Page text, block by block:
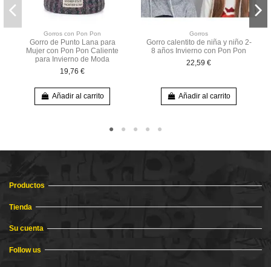
Gorros con Pon Pon
Gorro de Punto Lana para
Mujer con Pon Pon Caliente
para Invierno de Moda
19,76 €
Añadir al carrito
Gorros
Gorro calentito de niña y niño 2-
8 años Invierno con Pon Pon
22,59 €
Añadir al carrito
Productos
Tienda
Su cuenta
Follow us